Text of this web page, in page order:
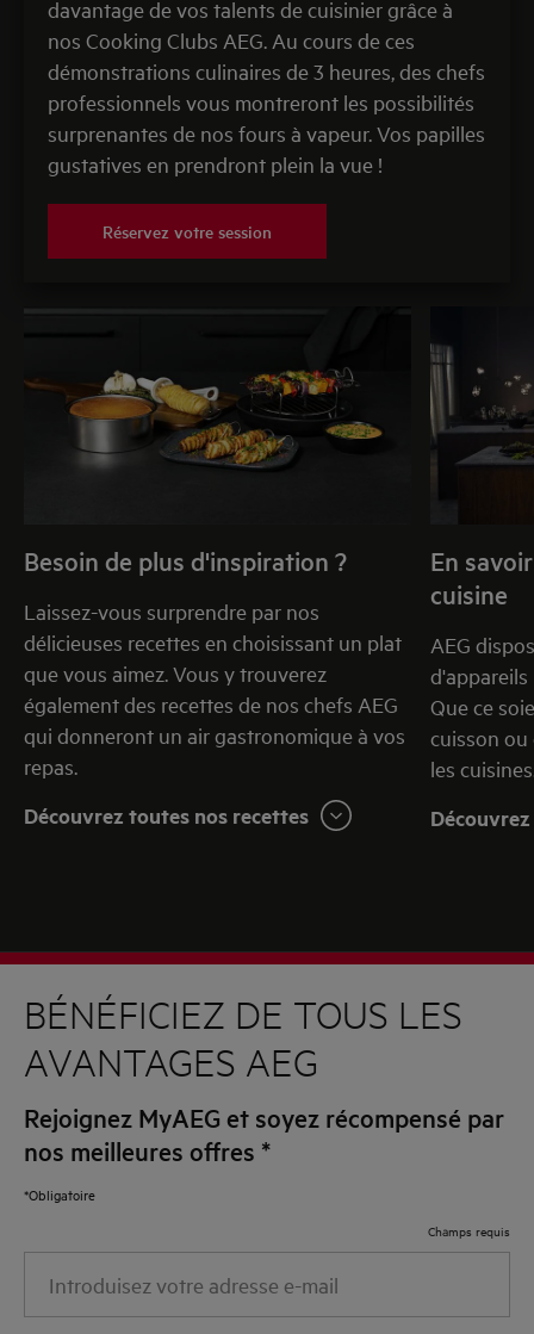
davantage de vos talents de cuisinier grâce à
nos Cooking Clubs AEG. Au cours de ces
démonstrations culinaires de 3 heures, des chefs
professionnels vous montreront les possibilités
surprenantes de nos fours à vapeur. Vos papilles
gustatives en prendront plein la vue !
Réservez votre session
Besoin de plus d'inspiration ?
Laissez-vous surprendre par nos
délicieuses recettes en choisissant un plat
que vous aimez. Vous y trouverez
également des recettes de nos chefs AEG
qui donneront un air gastronomique à vos
repas.
Découvrez toutes nos recettes
En
cuisine
AEG
Que ce
cuisson
les
BÉNÉFICIEZ DE TOUS LES
AVANTAGES AEG
Rejoignez MyAEG et soyez récompensé par
nos meilleures offres *
*Obligatoire
Champs requis
votre